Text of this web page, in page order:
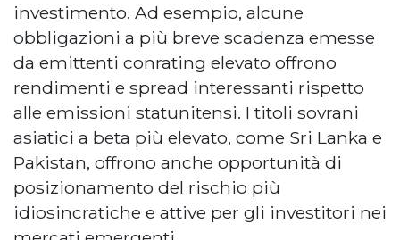
investimento. Ad esempio, alcune
obbligazioni a più breve scadenza emesse
da emittenti conrating elevato offrono
rendimenti e spread interessanti rispetto
alle emissioni statunitensi. I titoli sovrani
asiatici a beta più elevato, come Sri Lanka e
Pakistan, offrono anche opportunità di
posizionamento del rischio più
idiosincratiche e attive per gli investitori nei